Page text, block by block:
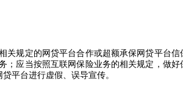
规定的网贷平台合作或超额承保网贷平台
应当按照互联网保险业务的相关规定，做
平台进行虚假、误导宣传。